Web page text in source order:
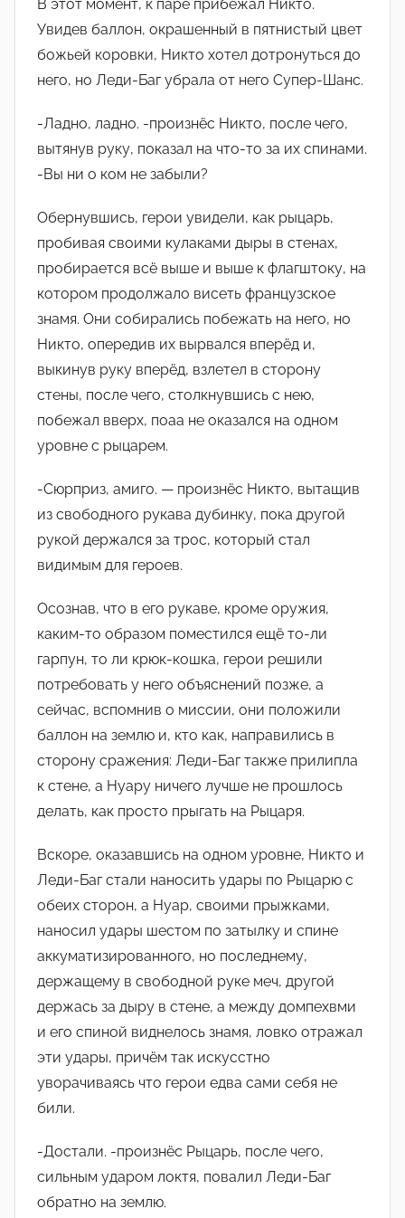
В этот момент, к паре прибежал Никто.
Увидев баллон, окрашенный в пятнистый цвет
божьей коровки, Никто хотел дотронуться до
него, но Леди-Баг убрала от него Супер-Шанс.
-Ладно, ладно. -произнëс Никто, после чего,
вытянув руку, показал на что-то за их спинами.
-Вы ни о ком не забыли?
Обернувшись, герои увидели, как рыцарь,
пробивая своими кулаками дыры в стенах,
пробирается всë выше и выше к флагштоку, на
котором продолжало висеть французское
знамя. Они собирались побежать на него, но
Никто, опередив их вырвался вперëд и,
выкинув руку вперëд, взлетел в сторону
стены, после чего, столкнувшись с нею,
побежал вверх, поаа не оказался на одном
уровне с рыцарем.
-Сюрприз, амиго. — произнëс Никто, вытащив
из свободного рукава дубинку, пока другой
рукой держался за трос, который стал
видимым для героев.
Осознав, что в его рукаве, кроме оружия,
каким-то образом поместился ещë то-ли
гарпун, то ли крюк-кошка, герои решили
потребовать у него объяснений позже, а
сейчас, вспомнив о миссии, они положили
баллон на землю и, кто как, направились в
сторону сражения: Леди-Баг также прилипла
к стене, а Нуару ничего лучше не прошлось
делать, как просто прыгать на Рыцаря.
Вскоре, оказавшись на одном уровне, Никто и
Леди-Баг стали наносить удары по Рыцарю с
обеих сторон, а Нуар, своими прыжками,
наносил удары шестом по затылку и спине
аккуматизированного, но последнему,
держащему в свободной руке меч, другой
держась за дыру в стене, а между домпехвми
и его спиной виднелось знамя, ловко отражал
эти удары, причëм так искусстно
уворачиваясь что герои едва сами себя не
били.
-Достали. -произнëс Рыцарь, после чего,
сильным ударом локтя, повалил Леди-Баг
обратно на землю.